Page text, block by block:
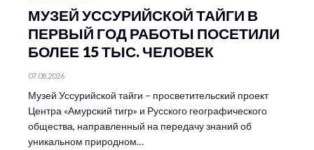
МУЗЕЙ УССУРИЙСКОЙ ТАЙГИ В
ПЕРВЫЙ ГОД РАБОТЫ ПОСЕТИЛИ
БОЛЕЕ 15 ТЫС. ЧЕЛОВЕК
07.08.2026
Музей Уссурийской тайги – просветительский проект
Центра «Амурский тигр» и Русского географического
общества, направленный на передачу знаний об
уникальном природном…